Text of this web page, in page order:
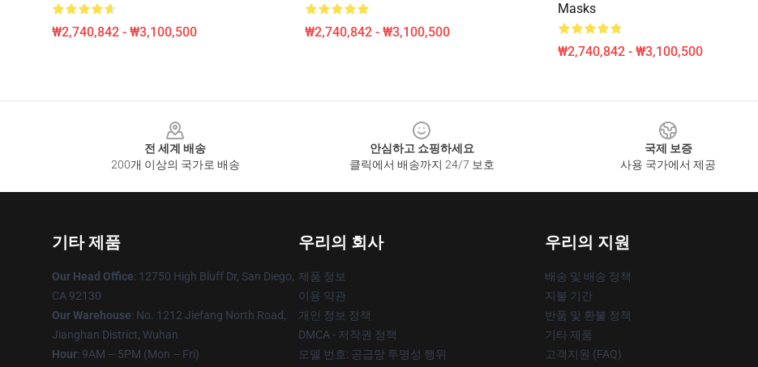
₩2,740,842 - ₩3,100,500 ₩2,740,842 - ₩3,100,500
Masks
₩2,740,842 - ₩3,100,500
전 세계 배송
200개 이상의 국가로 배송
안심하고 쇼핑하세요
클릭에서 배송까지 24/7 보호
국제 보증
사용 국가에서 제공
기타 제품
Our Head Office: 12750 High Bluff Dr, San Diego,
CA 92130
Our Warehouse: No. 1212 Jiefang North Road,
Jianghan District, Wuhan
Hour: 9AM – 5PM (Mon – Fri)
우리의 회사
제품 정보
이용 약관
개인 정보 정책
DMCA - 저작권 정책
모델 번호: 공급망 투명성 행위
우리의 지원
배송 및 배송 정책
지불 기간
반품 및 환불 정책
기타 제품
고객지원 (FAQ)